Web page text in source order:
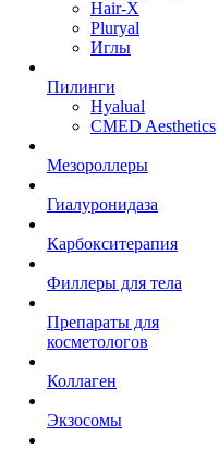
Hair-X
Pluryal
Иглы
Пилинги
Hyalual
CMED Aesthetics
Мезороллеры
Гиалуронидаза
Карбокситерапия
Филлеры для тела
Препараты для
косметологов
Коллаген
Экзосомы